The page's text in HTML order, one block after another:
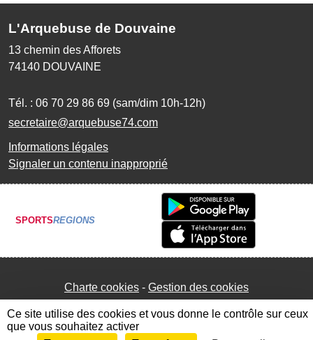
L'Arquebuse de Douvaine
13 chemin des Afforets
74140 DOUVAINE
Tél. : 06 70 29 86 69 (sam/dim 10h-12h)
secretaire@arquebuse74.com
Informations légales
Signaler un contenu inapproprié
SPORTSREGIONS
Charte cookies Gestion des cookies
Ce site utilise des cookies et vous donne le contrôle sur ceux
que vous souhaitez activer